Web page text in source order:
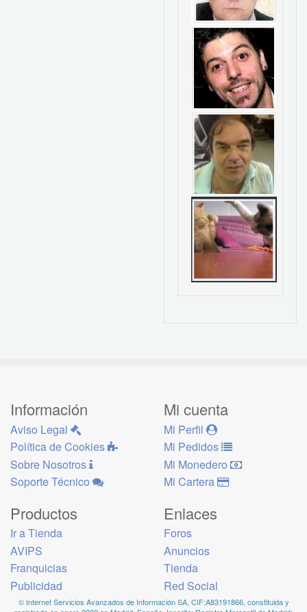
Información
Aviso Legal
Política de Cookies
Sobre Nosotros
Soporte Técnico
Mi cuenta
Mi Perfil
Mi Pedidos
Mi Monedero
Mi Cartera
Productos
Ir a Tienda
AVIPS
Franquicias
Publicidad
Enlaces
Foros
Anuncios
Tienda
Red Social
© Internet Servicios Avanzados de Información SA, CIF:A83191866, constituida y